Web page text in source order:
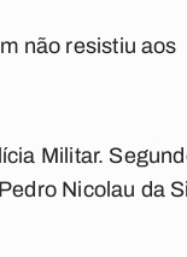
não resistiu aos
Militar.
Nicolau da